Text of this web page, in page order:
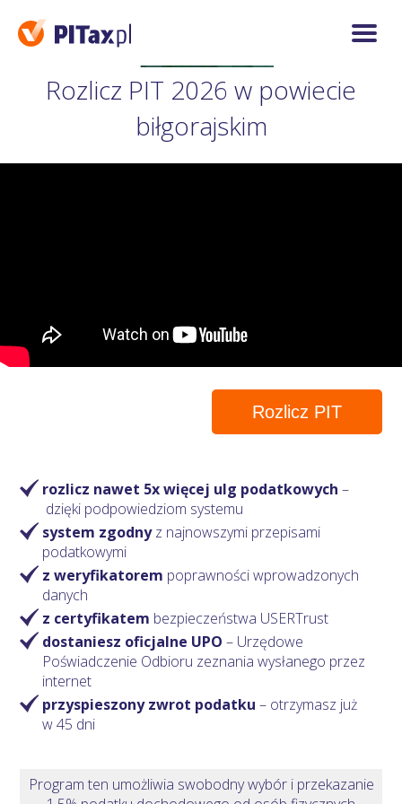
Rozlicz PIT 2026 w powiecie
biłgorajskim
Rozlicz PIT
rozlicz nawet 5x więcej ulg podatkowych–
dzięki podpowiedziom systemu
system zgodnyz najnowszymi przepisami
podatkowymi
z weryfikatorem poprawności wprowadzonych
danych
z certyfikatem bezpieczeństwa USERTrust
dostaniesz oficjalne UPO – Urzędowe
Poświadczenie Odbioru zeznania wysłanego przez
internet
przyspieszony zwrot podatku – otrzymasz już
w 45 dni
Program ten umożliwia swobodny wybór i przekazanie